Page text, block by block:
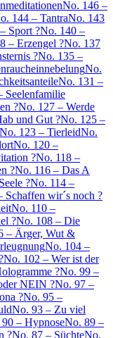
No. 146 –
144 – TantraNo. 143
Sport ?No. 140 –
– Erzengel ?No. 137
?No. 135 –
No.
No. 131 –
Seelenfamilie
?No. 127 – Werde
und Gut ?No. 125 –
No. 123 – TierleidNo.
No. 120 –
?No. 118 –
?No. 116 – Das A
?No. 114 –
Schaffen wir´s noch ?
No. 110 –
?No. 108 – Die
– Ärger, Wut &
No. 104 –
No. 102 – Wer ist der
?No. 99 –
NEIN ?No. 97 –
?No. 95 –
No. 93 – Zu viel
– HypnoseNo. 89 –
?No. 87 – SüchteNo.